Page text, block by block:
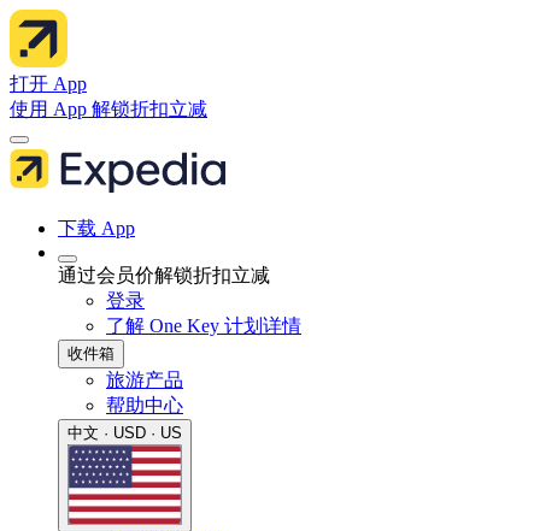
打开 App
使用 App 解锁折扣立减
下载 App
通过会员价解锁折扣立减
登录
了解 One Key 计划详情
收件箱
旅游产品
帮助中心
中文 · USD · US